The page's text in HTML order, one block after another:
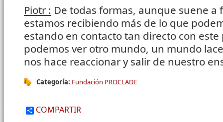
Piotr : De todas formas, aunque suene a
estamos recibiendo más de lo que
estando en contacto tan directo con
podemos ver otro mundo, un mundo
nos hace reaccionar y salir de nuestro
Categoría: Fundación PROCLADE
COMPARTIR